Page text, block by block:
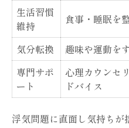
生活習慣
維持
食事・睡眠を
気分転換 趣味や運動を
専門サポ
ート
心理カウンセ
ドバイス
浮気問題に直面し気持ち